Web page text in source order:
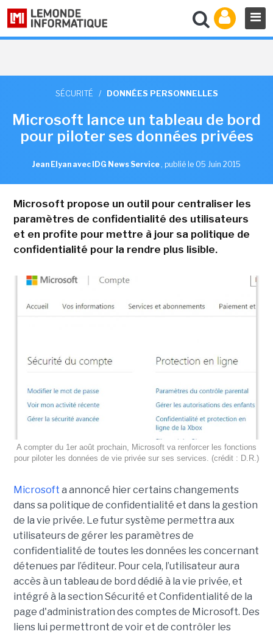
SÉCURITÉ / DONNÉES PERSONNELLES
Microsoft lance un tableau de bord
pour piloter ses données privées
Jean Elyan avec IDG News Service , publié le 05 Juin 2015
Microsoft propose un outil pour centraliser les
paramètres de confidentialité des utilisateurs
et en profite pour mettre à jour sa politique de
confidentialité pour la rendre plus lisible.
A compter du 1er août prochain, Microsoft va renforcer les fonctions
pour piloter les données de vie privée sur ses services. (crédit : D.R.)
Microsoft a annoncé hier certains changements
dans sa politique de confidentialité et dans la gestion
de la vie privée. Le futur système permettra aux
utilisateurs de gérer les paramètres de
confidentialité de toutes les données les concernant
détenues par l’éditeur. Pour cela, l’utilisateur aura
accès à un tableau de bord dédié à la vie privée, et
intégré à la section Sécurité et Confidentialité de la
page d'administration des comptes de Microsoft. Des
liens lui permettront de voir et de contrôler les